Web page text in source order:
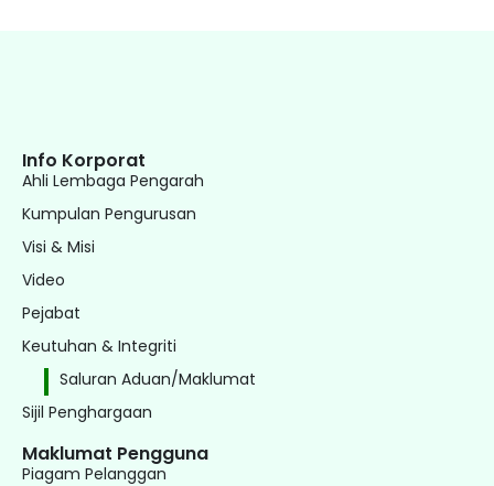
Info Korporat
Ahli Lembaga Pengarah
Kumpulan Pengurusan
Visi & Misi
Video
Pejabat
Keutuhan & Integriti
Saluran Aduan/Maklumat
Sijil Penghargaan
Maklumat Pengguna
Piagam Pelanggan